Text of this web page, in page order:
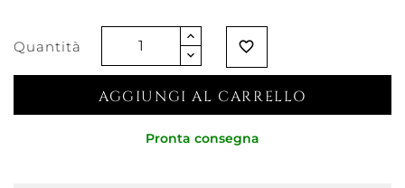
Quantità favorite_border
AGGIUNGI AL CARRELLO
Pronta consegna